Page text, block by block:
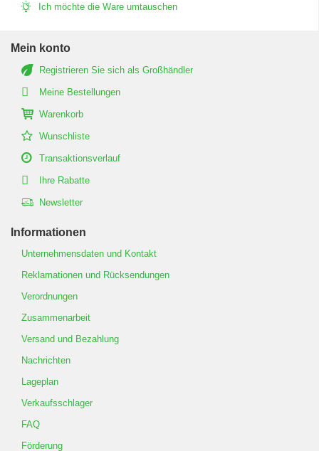
Ich möchte die Ware umtauschen
Mein konto
Registrieren Sie sich als Großhändler
Meine Bestellungen
Warenkorb
Wunschliste
Transaktionsverlauf
Ihre Rabatte
Newsletter
Informationen
Unternehmensdaten und Kontakt
Reklamationen und Rücksendungen
Verordnungen
Zusammenarbeit
Versand und Bezahlung
Nachrichten
Lageplan
Verkaufsschlager
FAQ
Förderung